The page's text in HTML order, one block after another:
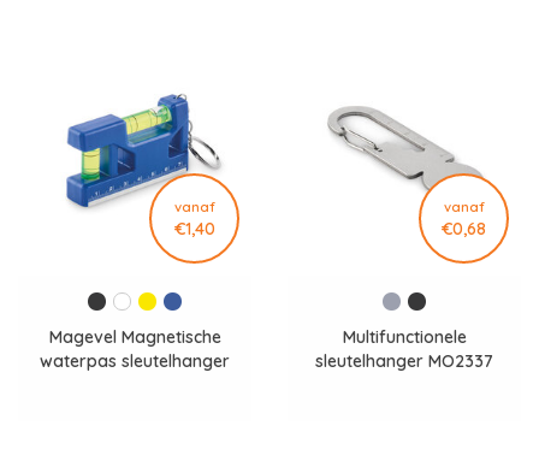
vanaf
€1,40
Magevel Magnetische
waterpas sleutelhanger
vanaf
€0,68
Multifunctionele
sleutelhanger MO2337